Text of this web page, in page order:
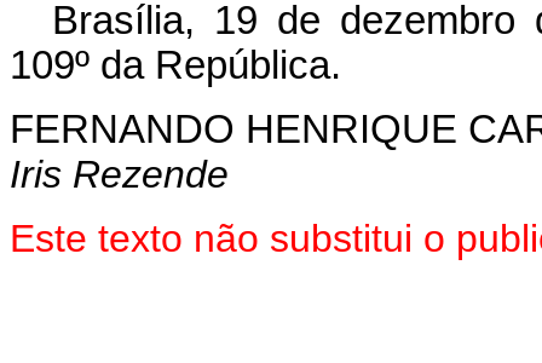
Brasília, 19 de dezembro
109º da República.
FERNANDO HENRIQUE
Iris Rezende
Este texto não substitui o